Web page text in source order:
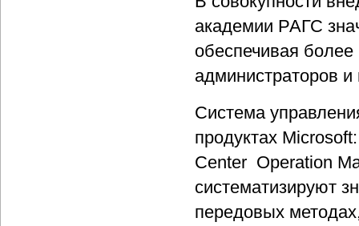
академии РАГС
обеспечивая
администраторов и
Система
продуктах
Center Operation
систематизируют
передовых